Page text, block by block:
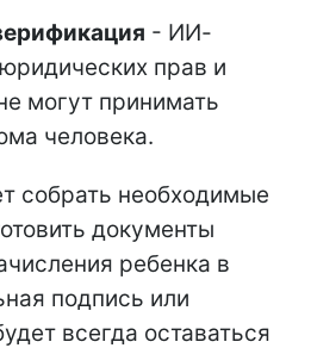
- ИИ-
прав и
могут принимать
человека.
собрать необходимые
документы
ребенка в
подпись или
всегда оставаться